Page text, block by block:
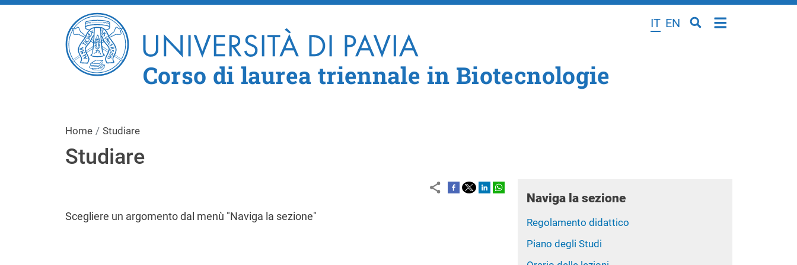
Salta al contenuto principale
IT EN
Corso di laurea triennale in Biotecnologie
Home Studiare
Studiare
Scegliere un argomento dal menù "Naviga la sezione"
Naviga la sezione
Regolamento didattico
Piano degli Studi